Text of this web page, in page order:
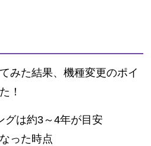
みた結果、機種変更のポイ
！
グは約3～4年が目安
った時点